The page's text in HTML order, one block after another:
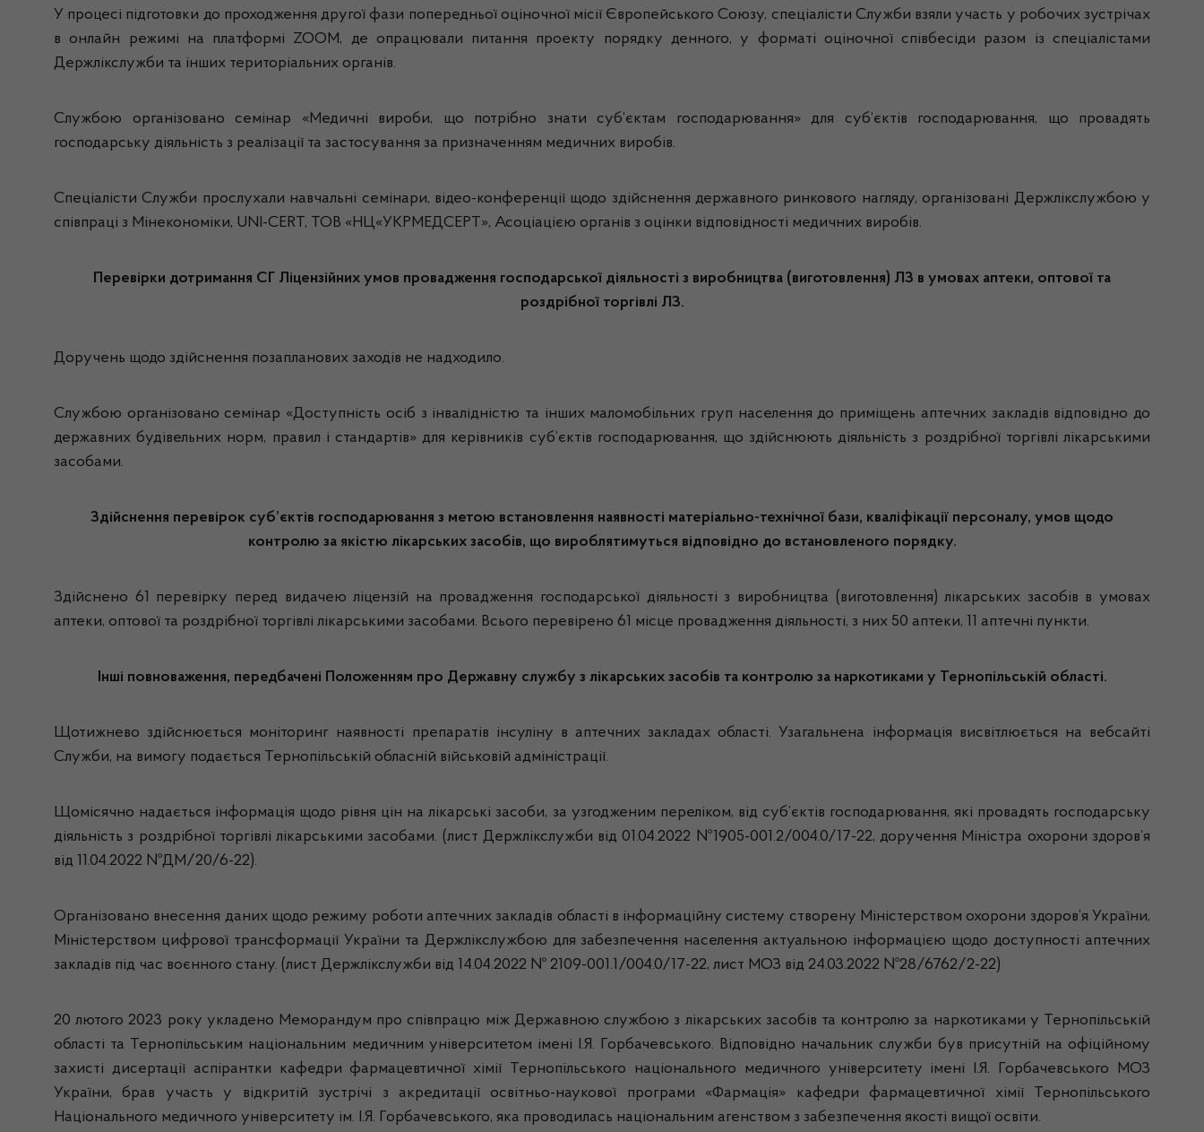
У процесі підготовки до проходження другої фази попередньої оціночної місії Європейського Союзу, спеціалісти Служби взяли участь у робочих зустрічах
в онлайн режимі на платформі ZOOM, де опрацювали питання проекту порядку денного, у форматі оціночної співбесіди разом із спеціалістами
Держлікслужби та інших територіальних органів.
Службою організовано семінар «Медичні вироби, що потрібно знати суб’єктам господарювання» для суб’єктів господарювання, що провадять
господарську діяльність з реалізації та застосування за призначенням медичних виробів.
Спеціалісти Служби прослухали навчальні семінари, відео-конференції щодо здійснення державного ринкового нагляду, організовані Держлікслужбою у
співпраці з Мінекономіки, UNI-CERT, ТОВ «НЦ«УКРМЕДСЕРТ», Асоціацією органів з оцінки відповідності медичних виробів.
Перевірки дотримання СГ Ліцензійних умов провадження господарської діяльності з виробництва (виготовлення) ЛЗ в умовах аптеки, оптової та
роздрібної торгівлі ЛЗ.
Доручень щодо здійснення позапланових заходів не надходило.
Службою організовано семінар «Доступність осіб з інвалідністю та інших маломобільних груп населення до приміщень аптечних закладів відповідно до
державних будівельних норм, правил і стандартів» для керівників суб’єктів господарювання, що здійснюють діяльність з роздрібної торгівлі лікарськими
засобами.
Здійснення перевірок суб’єктів господарювання з метою встановлення наявності матеріально-технічної бази, кваліфікації персоналу, умов щодо
контролю за якістю лікарських засобів, що вироблятимуться відповідно до встановленого порядку.
Здійснено 61 перевірку перед видачею ліцензій на провадження господарської діяльності з виробництва (виготовлення) лікарських засобів в умовах
аптеки, оптової та роздрібної торгівлі лікарськими засобами. Всього перевірено 61 місце провадження діяльності, з них 50 аптеки, 11 аптечні пункти.
Інші повноваження, передбачені Положенням про Державну службу з лікарських засобів та контролю за наркотиками у Тернопільській області.
Щотижнево здійснюється моніторинг наявності препаратів інсуліну в аптечних закладах області. Узагальнена інформація висвітлюється на вебсайті
Служби, на вимогу подається Тернопільській обласній військовій адміністрації.
Щомісячно надається інформація щодо рівня цін на лікарські засоби, за узгодженим переліком, від суб’єктів господарювання, які провадять господарську
діяльність з роздрібної торгівлі лікарськими засобами. (лист Держлікслужби від 01.04.2022 №1905-001.2/004.0/17-22, доручення Міністра охорони здоров’я
від 11.04.2022 №ДМ/20/6-22).
Організовано внесення даних щодо режиму роботи аптечних закладів області в інформаційну систему створену Міністерством охорони здоров’я України,
Міністерством цифрової трансформації України та Держлікслужбою для забезпечення населення актуальною інформацією щодо доступності аптечних
закладів під час воєнного стану. (лист Держлікслужби від 14.04.2022 № 2109-001.1/004.0/17-22, лист МОЗ від 24.03.2022 №28/6762/2-22)
20 лютого 2023 року укладено Меморандум про співпрацю між Державною службою з лікарських засобів та контролю за наркотиками у Тернопільській
області та Тернопільським національним медичним університетом імені І.Я. Горбачевського. Відповідно начальник служби був присутній на офіційному
захисті дисертації аспірантки кафедри фармацевтичної хімії Тернопільського національного медичного університету імені І.Я. Горбачевського МОЗ
України, брав участь у відкритій зустрічі з акредитації освітньо-наукової програми «Фармація» кафедри фармацевтичної хімії Тернопільського
Національного медичного університету ім. І.Я. Горбачевського, яка проводилась національним агенством з забезпечення якості вищої освіти.